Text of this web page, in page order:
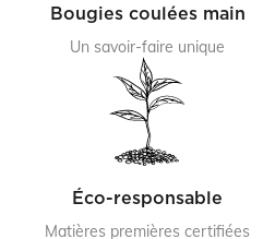
Bougies coulées main
Un savoir-faire unique
Éco-responsable
Matières premières certifiées